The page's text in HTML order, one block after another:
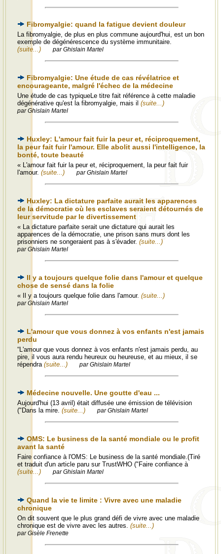
Fibromyalgie: quand la fatigue devient douleur
La fibromyalgie, de plus en plus commune aujourd'hui, est un bon
exemple de dégénérescence du système immunitaire.
(suite...)
par Ghislain Martel
Fibromyalgie: Une étude de cas révélatrice et
encourageante, malgré l'échec de la médecine
Une étude de cas typiqueLe titre fait référence à cette maladie
dégénérative qu'est la fibromyalgie, mais il (suite...)
par Ghislain Martel
Huxley: L'amour fait fuir la peur et, réciproquement,
la peur fait fuir l'amour. Elle abolit aussi l'intelligence, la
bonté, toute beauté
« L'amour fait fuir la peur et, réciproquement, la peur fait fuir
l'amour. (suite...) par Ghislain Martel
Huxley: La dictature parfaite aurait les apparences
de la démocratie où les esclaves seraient détournés de
leur servitude par le divertissement
« La dictature parfaite serait une dictature qui aurait les
apparences de la démocratie, une prison sans murs dont les
prisonniers ne songeraient pas à s'évader. (suite...)
par Ghislain Martel
Il y a toujours quelque folie dans l'amour et quelque
chose de sensé dans la folie
« Il y a toujours quelque folie dans l'amour. (suite...)
par Ghislain Martel
L'amour que vous donnez à vos enfants n'est jamais
perdu
“L'amour que vous donnez à vos enfants n'est jamais perdu, au
pire, il vous aura rendu heureux ou heureuse, et au mieux, il se
répendra (suite...) par Ghislain Martel
Médecine nouvelle. Une goutte d'eau ...
Aujourd'hui (13 avril) était diffusée une émission de télévision
("Dans la mire. (suite...) par Ghislain Martel
OMS: Le business de la santé mondiale ou le profit
avant la santé
Faire confiance à l'OMS: Le business de la santé mondiale.(Tiré
et traduit d'un article paru sur TrustWHO ("Faire confiance à
(suite...)
par Ghislain Martel
Quand la vie te limite : Vivre avec une maladie
chronique
On dit souvent que le plus grand défi de vivre avec une maladie
chronique est de vivre avec les autres. (suite...)
par Gisèle Frenette